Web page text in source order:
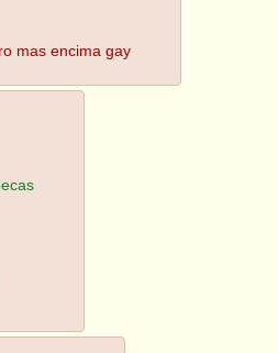
mas encima gay